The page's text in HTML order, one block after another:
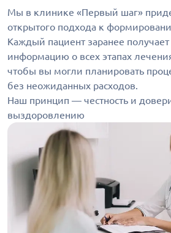
Мы в клинике «Первый шаг»
открытого подхода к
Каждый пациент заранее
информацию о всех этапах
чтобы вы могли планировать
без неожиданных расходов.
Наш принцип — честность и
выздоровлению